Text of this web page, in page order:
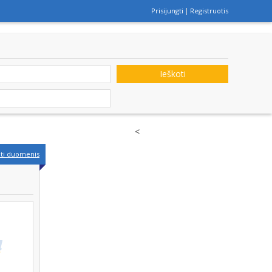
Prisijungti Registruotis
Ieškoti
duomenis
<